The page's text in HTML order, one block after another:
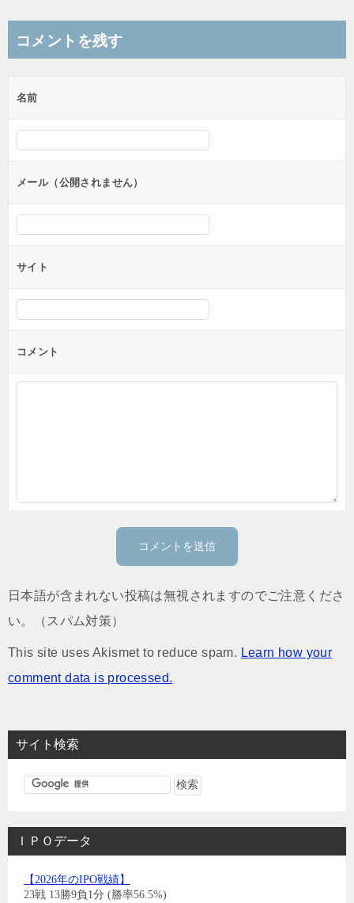
ビ
ー
シ
ン
コメントを残す
名前
メール（公開されません）
サイト
コメント
日本語が含まれない投稿は無視されますのでご注意くださ
い。（スパム対策）
This site uses Akismet to reduce spam. Learn how your
comment data is processed.
サイト検索
ＩＰＯデータ
【2026年のIPO戦績】
23戦 13勝9負1分 (勝率56.5%)